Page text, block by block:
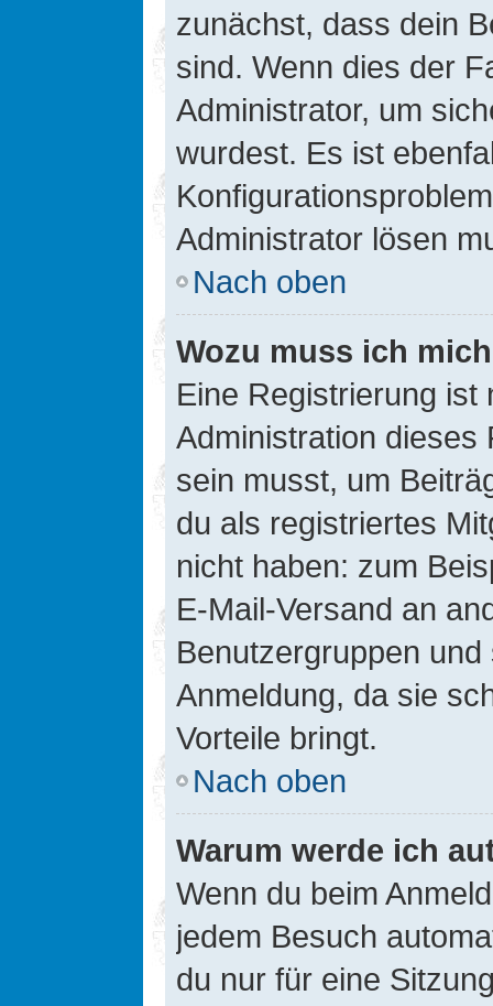
zunächst, dass dein
sind. Wenn dies der
Administrator, um
wurdest. Es ist
Administrator lösen
Nach oben
Wozu muss ich
Eine Registrierung ist
Administration dieses
sein musst, um
du als registriertes
nicht haben: zum
E-Mail-Versand an
Benutzergruppen
Anmeldung, da sie
Vorteile bringt.
Nach oben
Warum werde ich
Wenn du beim
jedem Besuch
du nur für eine